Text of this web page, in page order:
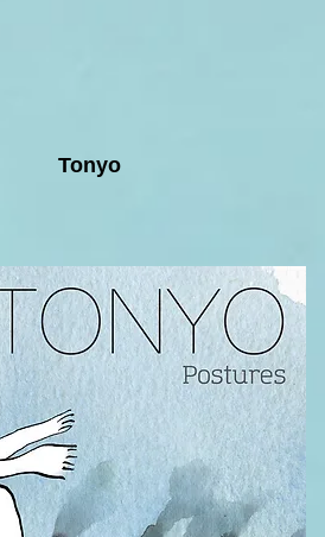
Tonyo